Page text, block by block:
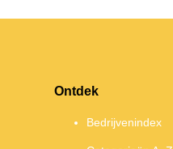
Ontdek
Bedrijvenindex